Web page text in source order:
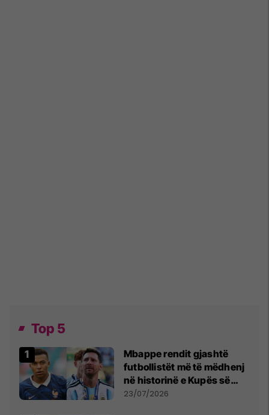
Top 5
Mbappe rendit gjashtë
futbollistët më të mëdhenj
në historinë e Kupës së
Botës, Messi mbetet i dyti
23/07/2026